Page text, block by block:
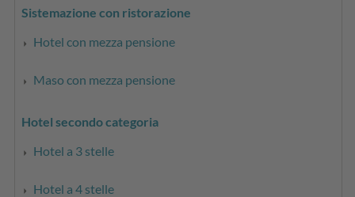
Sistemazione con ristorazione
Hotel con mezza pensione
Maso con mezza pensione
Hotel secondo categoria
Hotel a 3 stelle
Hotel a 4 stelle